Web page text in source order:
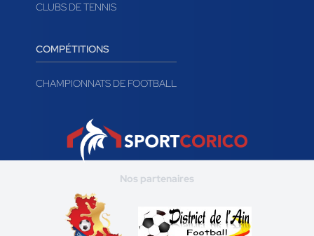
CLUBS DE TENNIS
COMPÉTITIONS
CHAMPIONNATS DE FOOTBALL
Nos partenaires